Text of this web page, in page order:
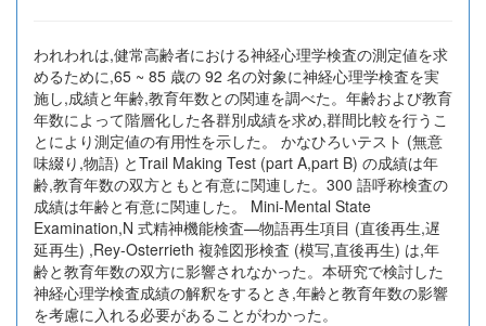
われわれは,健常高齢者における神経心理学検査の測定値を求
めるために,65 ~ 85 歳の 92 名の対象に神経心理学検査を実
施し,成績と年齢,教育年数との関連を調べた。年齢および教育
年数によって階層化した各群別成績を求め,群間比較を行うこ
とにより測定値の有用性を示した。 かなひろいテスト (無意
味綴り,物語) とTrail Making Test (part A,part B) の成績は年
齢,教育年数の双方ともと有意に関連した。300 語呼称検査の
成績は年齢と有意に関連した。 Mini-Mental State
Examination,N 式精神機能検査—物語再生項目 (直後再生,遅
延再生) ,Rey-Osterrieth 複雑図形検査 (模写,直後再生) は,年
齢と教育年数の双方に影響されなかった。本研究で検討した
神経心理学検査成績の解釈をするとき,年齢と教育年数の影響
を考慮に入れる必要があることがわかった。